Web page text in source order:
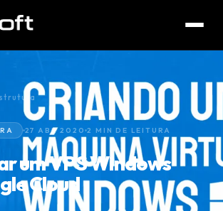
27 ABR 2020 2 MIN DE LEITURA
um VPS Windows
Cloud